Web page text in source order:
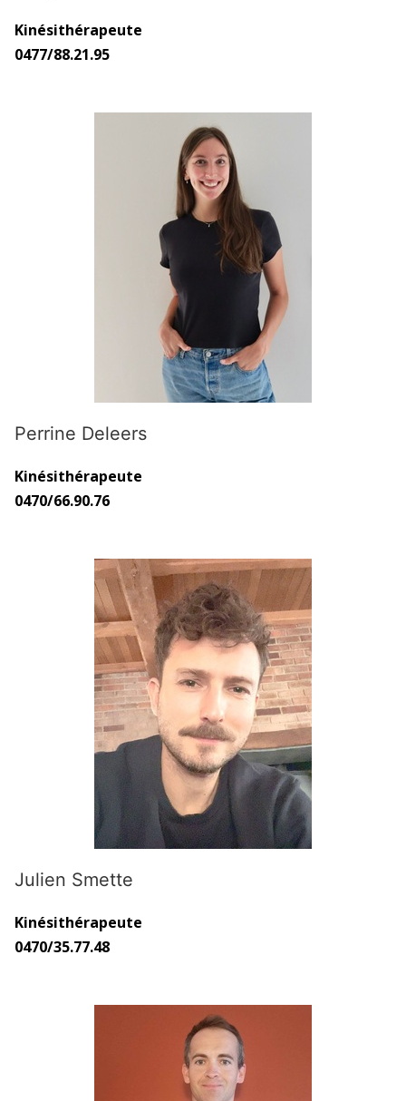
Kinésithérapeute
0477/88.21.95
Perrine Deleers
Kinésithérapeute
0470/66.90.76
Julien Smette
Kinésithérapeute
0470/35.77.48